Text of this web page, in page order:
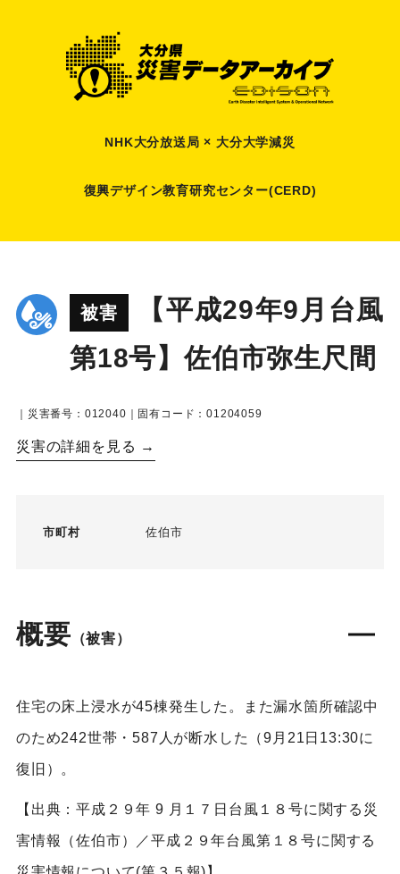
NHK大分放送局 × 大分大学減災
復興デザイン教育研究センター(CERD)
被害
【平成29年9月台風
第18号】佐伯市弥生尺間
｜災害番号：012040｜固有コード：01204059
災害の詳細を見る →
市町村 佐伯市
概要 （被害）
住宅の床上浸水が45棟発生した。また漏水箇所確認中
のため242世帯・587人が断水した（9月21日13:30に
復旧）。
【出典：平成２９年 9 月１７日台風１８号に関する災
害情報（佐伯市）／平成２９年台風第１８号に関する